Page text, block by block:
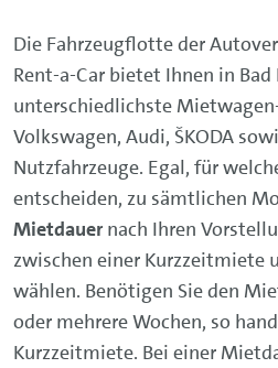
Die Fahrzeugflotte der
Rent-a-Car bietet Ihnen in Bad
unterschiedlichste
Volkswagen, Audi, ŠKODA
Nutzfahrzeuge. Egal, für
entscheiden, zu sämtlichen
Mietdauer nach Ihren
zwischen einer Kurzzeitmiete
wählen. Benötigen Sie den
oder mehrere Wochen, so
Kurzzeitmiete. Bei einer